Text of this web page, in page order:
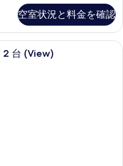
空室状況と料金を確認
寝具、羽毛の掛け布団、セーフ
2 台 (View)